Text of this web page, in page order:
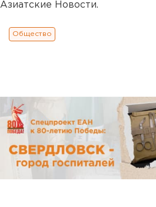
Азиатские Новости.
Общество